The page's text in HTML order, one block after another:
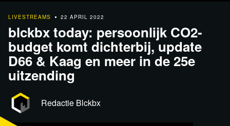
LIVESTREAMS 22 APRIL 2022
blckbx today: persoonlijk CO2-
budget komt dichterbij, update
D66 & Kaag en meer in de 25e
uitzending
Redactie Blckbx